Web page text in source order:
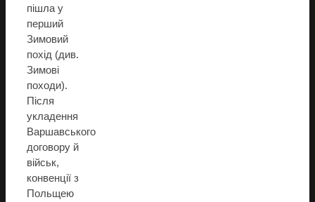
пішла у
перший
Зимовий
похід (див.
Зимові
походи).
Після
укладення
Варшавського
договору й
військ,
конвенції з
Польщею